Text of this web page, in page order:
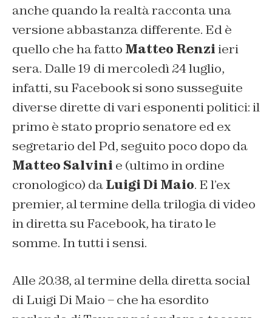
anche quando la realtà racconta una
versione abbastanza differente. Ed è
quello che ha fatto Matteo Renziieri
sera. Dalle 19 di mercoledì 24 luglio,
infatti, su Facebook si sono susseguite
diverse dirette di vari esponenti politici: il
primo è stato proprio senatore ed ex
segretario del Pd, seguito poco dopo da
Matteo Salvini e (ultimo in ordine
cronologico) daLuigi Di Maio. E l’ex
premier, al termine della trilogia di video
in diretta su Facebook, ha tirato le
somme. In tutti i sensi.
Alle 20.38, al termine della diretta social
di Luigi Di Maio – che ha esordito